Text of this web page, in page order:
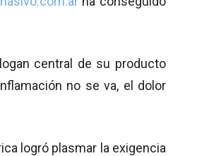
central de su producto
no se va, el dolor
logró plasmar la exigencia